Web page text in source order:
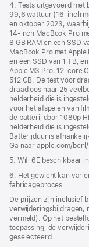
4. Tests uitgevoerd met
99,6 wattuur (16‑inch
en oktober 2023,
14‑inch MacBook Pro
8 GB RAM en een SSD
MacBook Pro met Apple
en een SSD van 1 TB;
Apple M3 Pro, 12‑core
512 GB. De test voor
draadloos naar 25
helderheid die is
voor het afspelen van
de batterij door 1080p
helderheid die is
Batterijduur is
Ga naar apple.com/
5. Wifi 6E beschikbaar
6. Het gewicht kan
fabricageproces.
De prijzen zijn inclusief
verwijderingsbijdragen,
vermeld). Op het
toepassing, de
geselecteerd.